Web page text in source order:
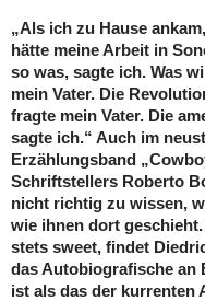
„Als ich zu Hause
hätte meine Arbeit in
so was, sagte ich. Was
mein Vater. Die
fragte mein Vater. Die
sagte ich.“ Auch im
Erzählungsband
Schriftstellers Roberto
nicht richtig zu wissen,
wie ihnen dort
stets sweet, findet
das Autobiografische an
ist als das der kurrenten